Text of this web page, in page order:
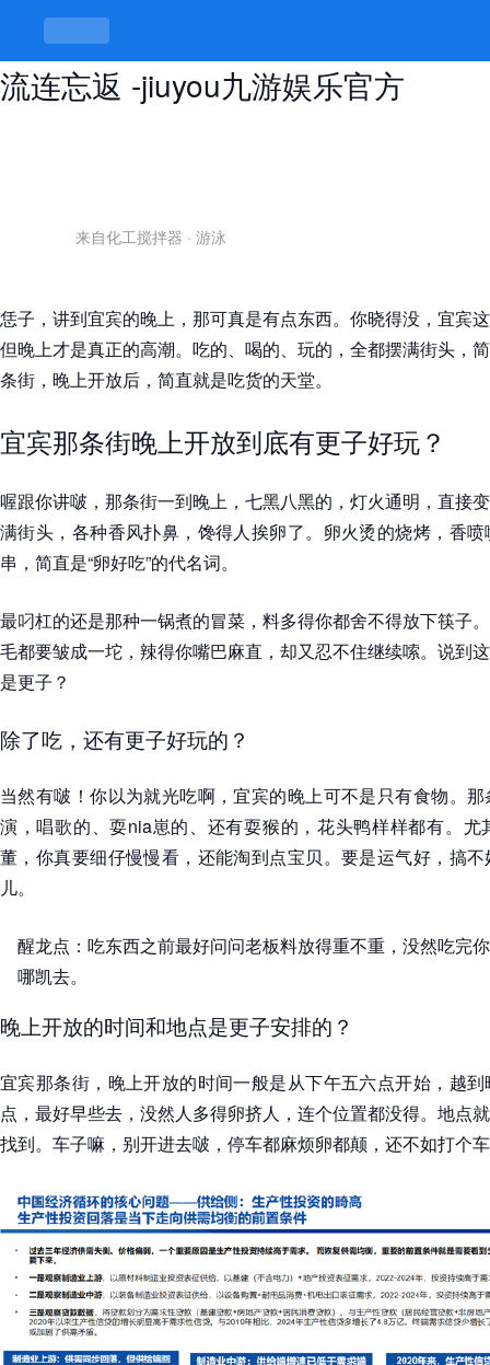
宜宾那条街晚上开放，夜市美食让人
流连忘返 -jiuyou九游娱乐官方
来自化工搅拌器 · 游泳
恁子，讲到宜宾的晚上，那可真是有点东西。你晓得没，宜宾
但晚上才是真正的高潮。吃的、喝的、玩的，全都摆满街头，
条街，晚上开放后，简直就是吃货的天堂。
宜宾那条街晚上开放到底有更子好玩？
喔跟你讲啵，那条街一到晚上，七黑八黑的，灯火通明，直接
满街头，各种香风扑鼻，馋得人挨卵了。卵火烫的烧烤，香
串，简直是“卵好吃”的代名词。
最叼杠的还是那种一锅煮的冒菜，料多得你都舍不得放下筷子
毛都要皱成一坨，辣得你嘴巴麻直，却又忍不住继续嗦。说到
是更子？
除了吃，还有更子好玩的？
当然有啵！你以为就光吃啊，宜宾的晚上可不是只有食物。
演，唱歌的、耍nia崽的、还有耍猴的，花头鸭样样都有。
董，你真要细仔慢慢看，还能淘到点宝贝。要是运气好，搞
儿。
醒龙点：吃东西之前最好问问老板料放得重不重，没然吃完
哪凯去。
晚上开放的时间和地点是更子安排的？
宜宾那条街，晚上开放的时间一般是从下午五六点开始，越
点，最好早些去，没然人多得卵挤人，连个位置都没得。地点
找到。车子嘛，别开进去啵，停车都麻烦卵都颠，还不如打个